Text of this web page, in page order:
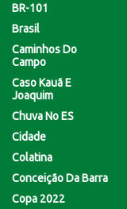
BR-101
Brasil
Caminhos Do
Campo
Caso Kauã E
Joaquim
Chuva No ES
Cidade
Colatina
Conceição Da Barra
Copa 2022